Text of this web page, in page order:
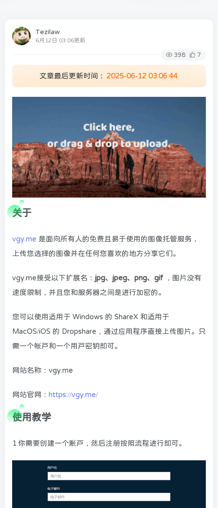
Tezilaw
6月12日 03:06更新
398 7
文章最后更新时间： 2025-06-12 03:06:44
关于
vgy.me 是面向所有人的免费且易于使用的图像托管服务，
上传您选择的图像并在任何您喜欢的地方分享它们。
vgy.me接受以下扩展名： jpg、jpeg、png、gif ，图片没有
速度限制，并且您和服务器之间是进行加密的。
您可以使用适用于 Windows 的 ShareX 和适用于
MacOS/iOS 的 Dropshare，通过应用程序直接上传图片。只
需一个帐户和一个用户密钥即可。
网站名称：vgy.me
网站官网： https://vgy.me/
使用教学
1.你需要创建一个账户，然后注册按照流程进行即可。